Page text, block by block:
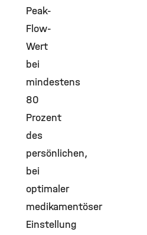
Peak-
Flow-
Wert
bei
mindestens
80
Prozent
des
persönlichen,
bei
optimaler
medikamentöser
Einstellung